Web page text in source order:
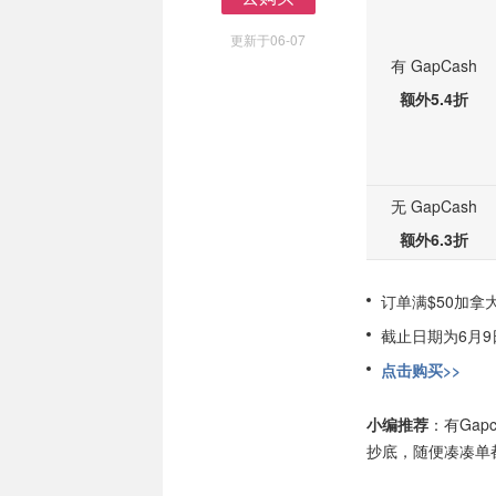
更新于06-07
有 GapCash
额外5.4折
无 GapCash
额外6.3折
订单满$50加拿
截止日期为6月
点击购买>>
小编推荐 ：有
抄底，随便凑凑